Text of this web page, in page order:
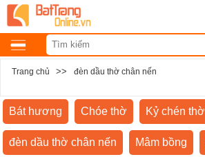
Trang chủ >> đèn dầu thờ chân nến
Bát hương Chóe thờ Kỷ chén thờ
đèn dầu thờ chân nến Mâm bồng